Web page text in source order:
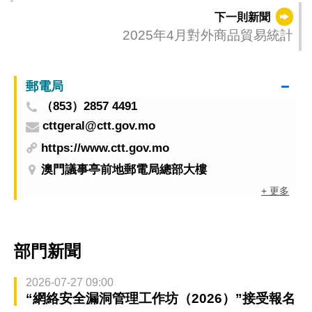
下一則新聞
2025年4月對外商品貿易統計
郵電局
（853）2857 4491
cttgeral@ctt.gov.mo
https://www.ctt.gov.mo
澳門議事亭前地郵電局總部大樓
+ 更多
部門新聞
2026-07-27 09:00
“網絡安全漏洞管理工作坊（2026）”接受報名